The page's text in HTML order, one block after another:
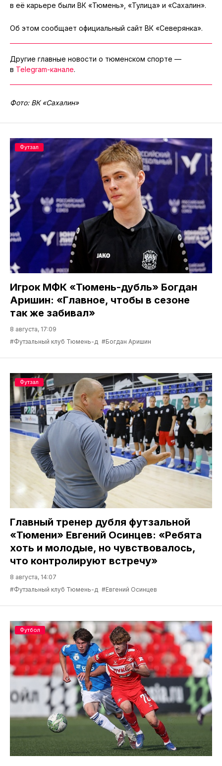
в её карьере были ВК «Тюмень», «Тулица» и «Сахалин».
Об этом сообщает официальный сайт ВК «Северянка».
Другие главные новости о тюменском спорте —
в Telegram-канале.
Фото: ВК «Сахалин»
Игрок МФК «Тюмень-дубль» Богдан
Аришин: «Главное, чтобы в сезоне
так же забивал»
8 августа, 17:09
#Футзальный клуб Тюмень-д #Богдан Аришин
Футзал
Главный тренер дубля футзальной
«Тюмени» Евгений Осинцев: «Ребята
хоть и молодые, но чувствовалось,
что контролируют встречу»
8 августа, 14:07
#Футзальный клуб Тюмень-д #Евгений Осинцев
Футзал
Футбол